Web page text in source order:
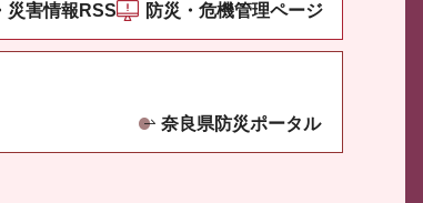
災害情報RSS 防災・危機管理ページ
奈良県防災ポータル